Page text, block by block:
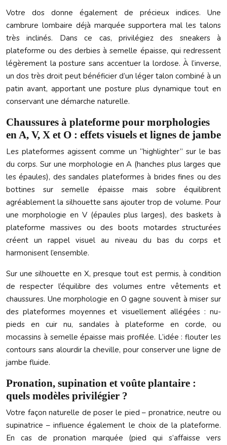
Votre dos donne également de précieux indices. Une
cambrure lombaire déjà marquée supportera mal les talons
très inclinés. Dans ce cas, privilégiez des sneakers à
plateforme ou des derbies à semelle épaisse, qui redressent
légèrement la posture sans accentuer la lordose. À l’inverse,
un dos très droit peut bénéficier d’un léger talon combiné à un
patin avant, apportant une posture plus dynamique tout en
conservant une démarche naturelle.
Chaussures à plateforme pour morphologies
en A, V, X et O : effets visuels et lignes de jambe
Les plateformes agissent comme un “highlighter” sur le bas
du corps. Sur une morphologie en A (hanches plus larges que
les épaules), des sandales plateformes à brides fines ou des
bottines sur semelle épaisse mais sobre équilibrent
agréablement la silhouette sans ajouter trop de volume. Pour
une morphologie en V (épaules plus larges), des baskets à
plateforme massives ou des boots motardes structurées
créent un rappel visuel au niveau du bas du corps et
harmonisent l’ensemble.
Sur une silhouette en X, presque tout est permis, à condition
de respecter l’équilibre des volumes entre vêtements et
chaussures. Une morphologie en O gagne souvent à miser sur
des plateformes moyennes et visuellement allégées : nu-
pieds en cuir nu, sandales à plateforme en corde, ou
mocassins à semelle épaisse mais profilée. L’idée : flouter les
contours sans alourdir la cheville, pour conserver une ligne de
jambe fluide.
Pronation, supination et voûte plantaire :
quels modèles privilégier ?
Votre façon naturelle de poser le pied – pronatrice, neutre ou
supinatrice – influence également le choix de la plateforme.
En cas de pronation marquée (pied qui s’affaisse vers